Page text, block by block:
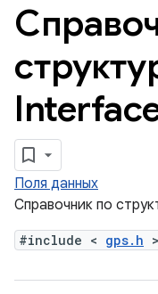
Поля данных
Справочник по
#include < gps.h >